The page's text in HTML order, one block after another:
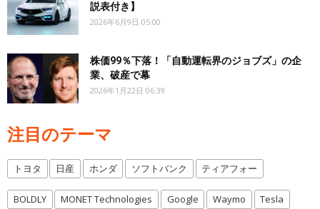
説表付き】
2026年6月9日 05:00
株価99％下落！「自動運転界のジョブズ」の企
業、破産で幕
2026年1月22日 06:39
注目のテーマ
トヨタ 日産 ホンダ ソフトバンク ティアフォー
BOLDLY MONET Technologies Google Waymo Tesla